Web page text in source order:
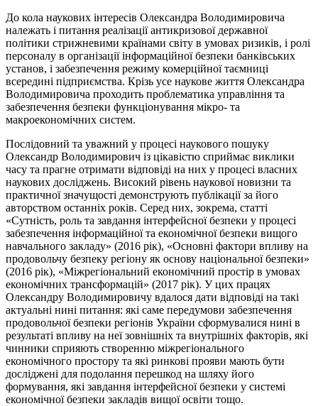
До кола наукових інтересів Олександра Володимировича
належать і питання реалізації антикризової державної
політики стрижневими країнами світу в умовах ризиків, і ролі
персоналу в організації інформаційної безпеки банківських
установ, і забезпечення режиму комерційної таємниці
всередині підприємства. Крізь усе наукове життя Олександра
Володимировича проходить проблематика управління та
забезпечення безпеки функціонування мікро- та
макроекономічних систем.
Послідовний та уважний у процесі наукового пошуку
Олександр Володимирович із цікавістю сприймає виклики
часу та прагне отримати відповіді на них у процесі власних
наукових досліджень. Високий рівень наукової новизни та
практичної значущості демонструють публікації за його
авторством останніх років. Серед них, зокрема, статті
«Сутність, роль та завдання інтерфейсної безпеки у процесі
забезпечення інформаційної та економічної безпеки вищого
навчального закладу» (2016 рік), «Основні фактори впливу на
продовольчу безпеку регіону як основу національної безпеки»
(2016 рік), «Міжрегіональний економічний простір в умовах
економічних трансформацій» (2017 рік). У цих працях
Олександру Володимировичу вдалося дати відповіді на такі
актуальні нині питання: які саме передумови забезпечення
продовольчої безпеки регіонів України сформувалися нині в
результаті впливу на неї зовнішніх та внутрішніх факторів, які
чинники сприяють створенню міжрегіонального
економічного простору та які ринкові прояви мають бути
досліджені для подолання перешкод на шляху його
формування, які завдання інтерфейсної безпеки у системі
економічної безпеки закладів вищої освіти тощо.